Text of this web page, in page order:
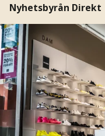
Nyhetsbyrån Direkt